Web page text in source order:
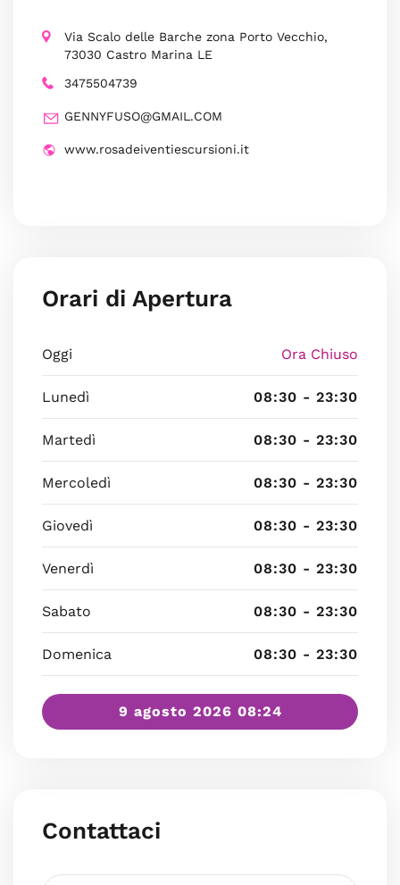
Via Scalo delle Barche zona Porto Vecchio,
73030 Castro Marina LE
3475504739
GENNYFUSO@GMAIL.COM
www.rosadeiventiescursioni.it
Orari di Apertura
Oggi Ora Chiuso
Lunedì 08:30 - 23:30
Martedì 08:30 - 23:30
Mercoledì 08:30 - 23:30
Giovedì 08:30 - 23:30
Venerdì 08:30 - 23:30
Sabato 08:30 - 23:30
Domenica 08:30 - 23:30
9 agosto 2026 08:24
Contattaci